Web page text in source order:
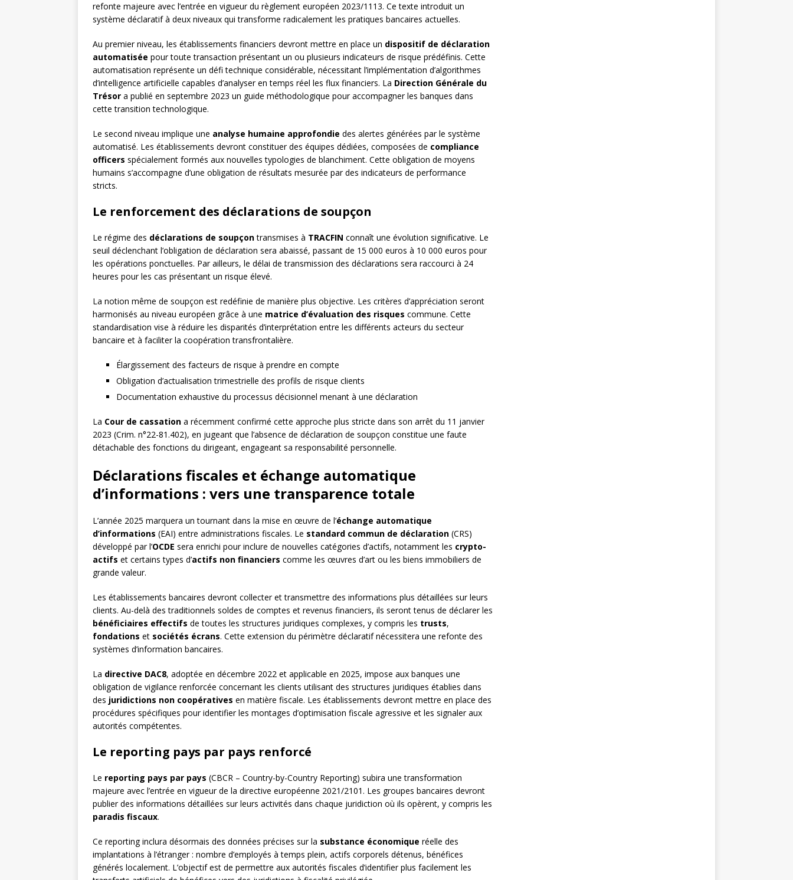
refonte majeure avec l’entrée en vigueur du règlement européen 2023/1113. Ce texte introduit un
système déclaratif à deux niveaux qui transforme radicalement les pratiques bancaires actuelles.
Au premier niveau, les établissements financiers devront mettre en place un dispositif de déclaration
automatisée pour toute transaction présentant un ou plusieurs indicateurs de risque prédéfinis. Cette
automatisation représente un défi technique considérable, nécessitant l’implémentation d’algorithmes
d’intelligence artificielle capables d’analyser en temps réel les flux financiers. La Direction Générale du
Trésor a publié en septembre 2023 un guide méthodologique pour accompagner les banques dans
cette transition technologique.
Le second niveau implique une analyse humaine approfondie des alertes générées par le système
automatisé. Les établissements devront constituer des équipes dédiées, composées de compliance
officers spécialement formés aux nouvelles typologies de blanchiment. Cette obligation de moyens
humains s’accompagne d’une obligation de résultats mesurée par des indicateurs de performance
stricts.
Le renforcement des déclarations de soupçon
Le régime des déclarations de soupçontransmises à TRACFIN connaît une évolution significative. Le
seuil déclenchant l’obligation de déclaration sera abaissé, passant de 15 000 euros à 10 000 euros pour
les opérations ponctuelles. Par ailleurs, le délai de transmission des déclarations sera raccourci à 24
heures pour les cas présentant un risque élevé.
La notion même de soupçon est redéfinie de manière plus objective. Les critères d’appréciation seront
harmonisés au niveau européen grâce à une matrice d’évaluation des risques commune. Cette
standardisation vise à réduire les disparités d’interprétation entre les différents acteurs du secteur
bancaire et à faciliter la coopération transfrontalière.
Élargissement des facteurs de risque à prendre en compte
Obligation d’actualisation trimestrielle des profils de risque clients
Documentation exhaustive du processus décisionnel menant à une déclaration
La Cour de cassation a récemment confirmé cette approche plus stricte dans son arrêt du 11 janvier
2023 (Crim. n°22-81.402), en jugeant que l’absence de déclaration de soupçon constitue une faute
détachable des fonctions du dirigeant, engageant sa responsabilité personnelle.
Déclarations fiscales et échange automatique
d’informations : vers une transparence totale
L’année 2025 marquera un tournant dans la mise en œuvre de l’échange automatique
d’informations (EAI) entre administrations fiscales. Le standard commun de déclaration (CRS)
développé par l’OCDE sera enrichi pour inclure de nouvelles catégories d’actifs, notamment les crypto-
actifs et certains types d’actifs non financiers comme les œuvres d’art ou les biens immobiliers de
grande valeur.
Les établissements bancaires devront collecter et transmettre des informations plus détaillées sur leurs
clients. Au-delà des traditionnels soldes de comptes et revenus financiers, ils seront tenus de déclarer les
bénéficiaires effectifs de toutes les structures juridiques complexes, y compris les trusts,
fondations et sociétés écrans. Cette extension du périmètre déclaratif nécessitera une refonte des
systèmes d’information bancaires.
La directive DAC8, adoptée en décembre 2022 et applicable en 2025, impose aux banques une
obligation de vigilance renforcée concernant les clients utilisant des structures juridiques établies dans
des juridictions non coopératives en matière fiscale. Les établissements devront mettre en place des
procédures spécifiques pour identifier les montages d’optimisation fiscale agressive et les signaler aux
autorités compétentes.
Le reporting pays par pays renforcé
Le reporting pays par pays (CBCR – Country-by-Country Reporting) subira une transformation
majeure avec l’entrée en vigueur de la directive européenne 2021/2101. Les groupes bancaires devront
publier des informations détaillées sur leurs activités dans chaque juridiction où ils opèrent, y compris les
paradis fiscaux.
Ce reporting inclura désormais des données précises sur la substance économique réelle des
implantations à l’étranger : nombre d’employés à temps plein, actifs corporels détenus, bénéfices
générés localement. L’objectif est de permettre aux autorités fiscales d’identifier plus facilement les